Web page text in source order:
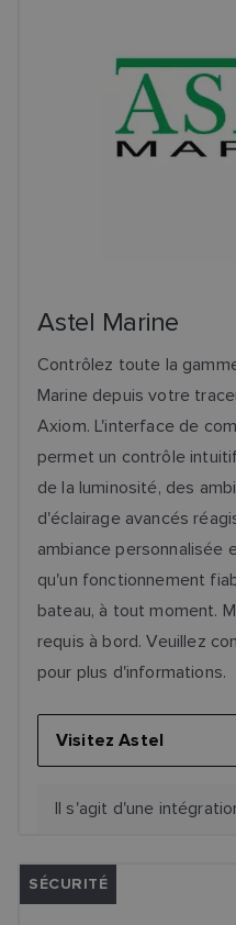
Astel Marine
Contrôlez toute la
Marine depuis votre
Axiom. L'interface de
permet un contrôle
de la luminosité, des
d'éclairage avancés
ambiance personnalisée
qu'un fonctionnement
bateau, à tout moment.
requis à bord. Veuillez
pour plus d'informations.
Visitez Astel
Il s'agit d'une
SÉCURITÉ